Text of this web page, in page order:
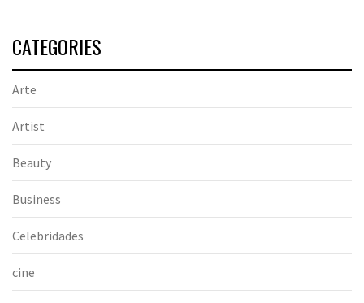
CATEGORIES
Arte
Artist
Beauty
Business
Celebridades
cine